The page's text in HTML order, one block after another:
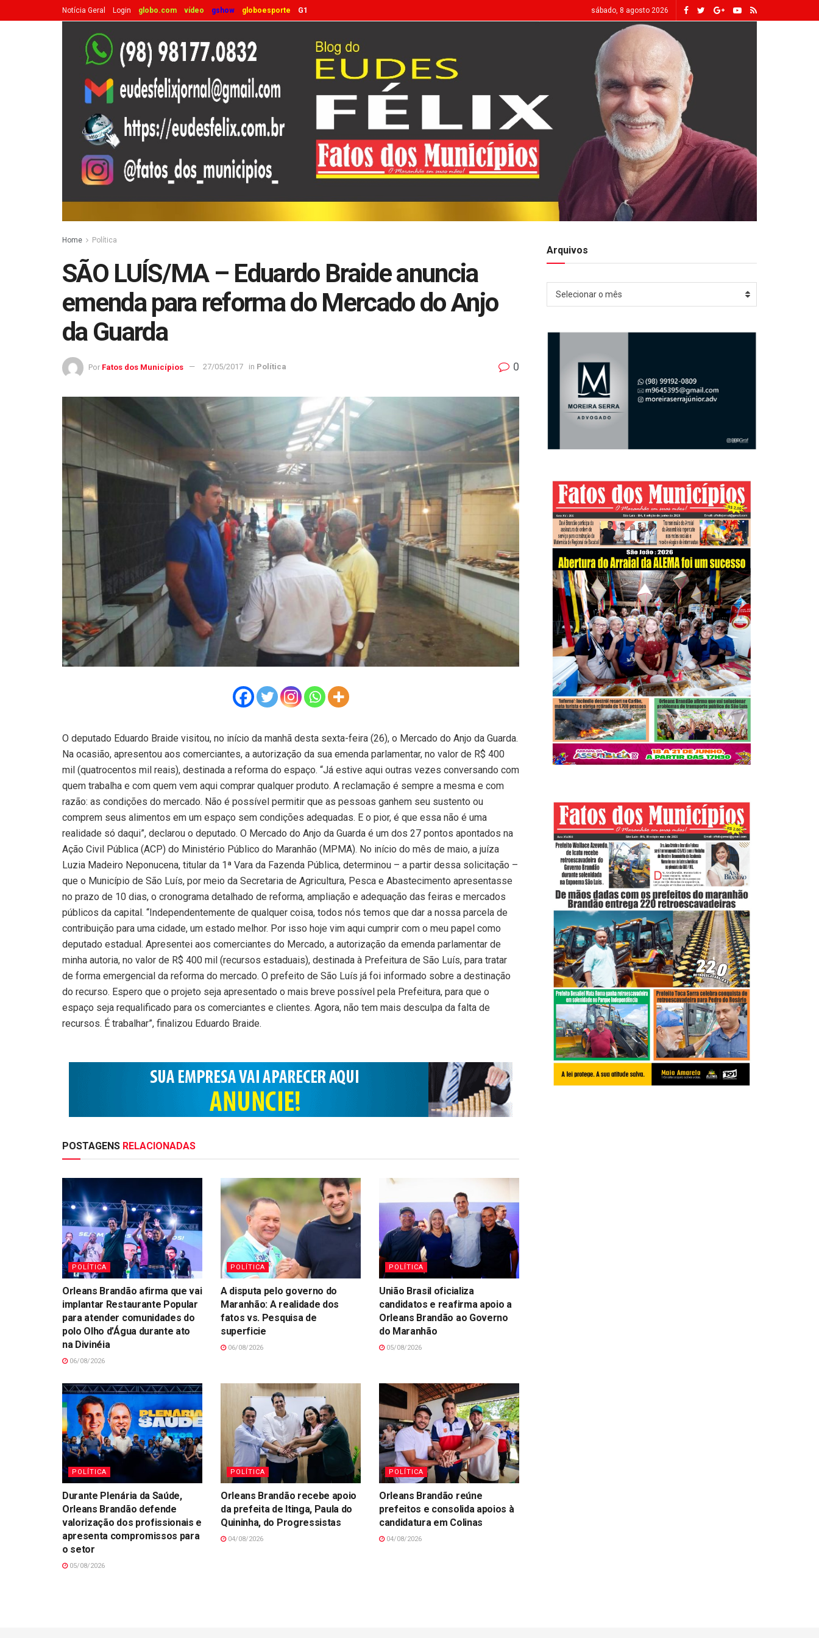
Notícia Geral Login globo.com vídeo gshow globoesporte G1 sábado, 8 agosto 2026
Home Política
SÃO LUÍS/MA – Eduardo Braide anuncia
emenda para reforma do Mercado do Anjo
da Guarda
Por Fatos dos Municípios 27/05/2017 in Política 0
O deputado Eduardo Braide visitou, no início da manhã desta sexta-feira (26), o Mercado do Anjo da Guarda.
Na ocasião, apresentou aos comerciantes, a autorização da sua emenda parlamentar, no valor de R$ 400
mil (quatrocentos mil reais), destinada a reforma do espaço. “Já estive aqui outras vezes conversando com
quem trabalha e com quem vem aqui comprar qualquer produto. A reclamação é sempre a mesma e com
razão: as condições do mercado. Não é possível permitir que as pessoas ganhem seu sustento ou
comprem seus alimentos em um espaço sem condições adequadas. E o pior, é que essa não é uma
realidade só daqui”, declarou o deputado. O Mercado do Anjo da Guarda é um dos 27 pontos apontados na
Ação Civil Pública (ACP) do Ministério Público do Maranhão (MPMA). No início do mês de maio, a juíza
Luzia Madeiro Neponucena, titular da 1ª Vara da Fazenda Pública, determinou – a partir dessa solicitação –
que o Município de São Luís, por meio da Secretaria de Agricultura, Pesca e Abastecimento apresentasse
no prazo de 10 dias, o cronograma detalhado de reforma, ampliação e adequação das feiras e mercados
públicos da capital. “Independentemente de qualquer coisa, todos nós temos que dar a nossa parcela de
contribuição para uma cidade, um estado melhor. Por isso hoje vim aqui cumprir com o meu papel como
deputado estadual. Apresentei aos comerciantes do Mercado, a autorização da emenda parlamentar de
minha autoria, no valor de R$ 400 mil (recursos estaduais), destinada à Prefeitura de São Luís, para tratar
de forma emergencial da reforma do mercado. O prefeito de São Luís já foi informado sobre a destinação
do recurso. Espero que o projeto seja apresentado o mais breve possível pela Prefeitura, para que o
espaço seja requalificado para os comerciantes e clientes. Agora, não tem mais desculpa da falta de
recursos. É trabalhar”, finalizou Eduardo Braide.
POSTAGENS RELACIONADAS
POLÍTICA
Orleans Brandão afirma que vai
implantar Restaurante Popular
para atender comunidades do
polo Olho d’Água durante ato
na Divinéia
06/08/2026
POLÍTICA
A disputa pelo governo do
Maranhão: A realidade dos
fatos vs. Pesquisa de
superficie
06/08/2026
POLÍTICA
União Brasil oficializa
candidatos e reafirma apoio a
Orleans Brandão ao Governo
do Maranhão
05/08/2026
POLÍTICA
Durante Plenária da Saúde,
Orleans Brandão defende
valorização dos profissionais e
apresenta compromissos para
o setor
05/08/2026
POLÍTICA
Orleans Brandão recebe apoio
da prefeita de Itinga, Paula do
Quininha, do Progressistas
04/08/2026
POLÍTICA
Orleans Brandão reúne
prefeitos e consolida apoios à
candidatura em Colinas
04/08/2026
Arquivos
Arquivos
Selecionar o mês